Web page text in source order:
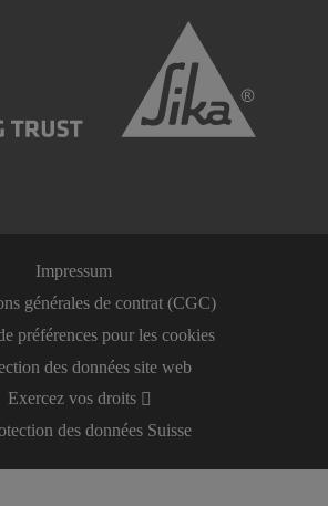
Impressum
générales de contrat (CGC)
préférences pour les cookies
des données site web
Exercez vos droits
des données Suisse